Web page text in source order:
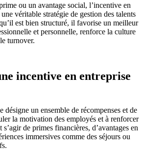
ou un avantage social, l’incentive en
véritable stratégie de gestion des talents
est bien structuré, il favorise un meilleur
et personnelle, renforce la culture
turnover.
incentive en entreprise
désigne un ensemble de récompenses et de
la motivation des employés et à renforcer
de primes financières, d’avantages en
immersives comme des séjours ou